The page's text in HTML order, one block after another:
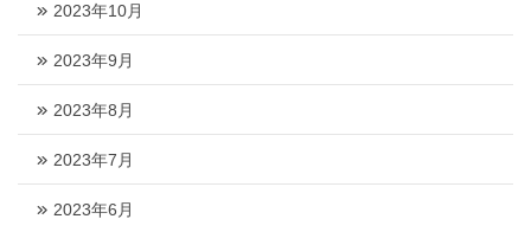
2023年10月
2023年9月
2023年8月
2023年7月
2023年6月